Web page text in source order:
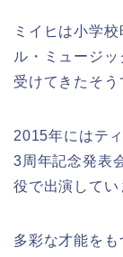
ミイヒは小学
ル・ミュージ
受けてきたそう
2015年にはテ
3周年記念発表
役で出演してい
多彩な才能を